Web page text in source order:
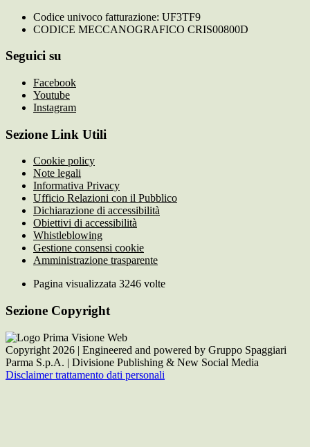
Codice univoco fatturazione: UF3TF9
CODICE MECCANOGRAFICO CRIS00800D
Seguici su
Facebook
Youtube
Instagram
Sezione Link Utili
Cookie policy
Note legali
Informativa Privacy
Ufficio Relazioni con il Pubblico
Dichiarazione di accessibilità
Obiettivi di accessibilità
Whistleblowing
Gestione consensi cookie
Amministrazione trasparente
Pagina visualizzata 3246 volte
Sezione Copyright
Copyright 2026 | Engineered and powered by Gruppo Spaggiari
Parma S.p.A. | Divisione Publishing & New Social Media
Disclaimer trattamento dati personali